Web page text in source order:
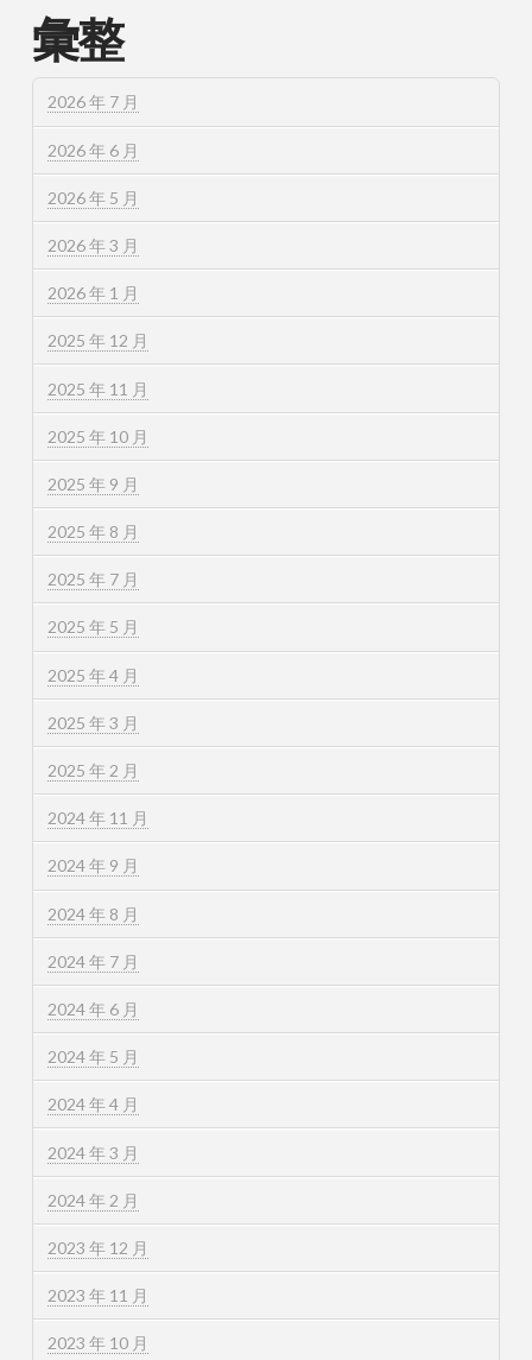
彙整
2026 年 7 月
2026 年 6 月
2026 年 5 月
2026 年 3 月
2026 年 1 月
2025 年 12 月
2025 年 11 月
2025 年 10 月
2025 年 9 月
2025 年 8 月
2025 年 7 月
2025 年 5 月
2025 年 4 月
2025 年 3 月
2025 年 2 月
2024 年 11 月
2024 年 9 月
2024 年 8 月
2024 年 7 月
2024 年 6 月
2024 年 5 月
2024 年 4 月
2024 年 3 月
2024 年 2 月
2023 年 12 月
2023 年 11 月
2023 年 10 月